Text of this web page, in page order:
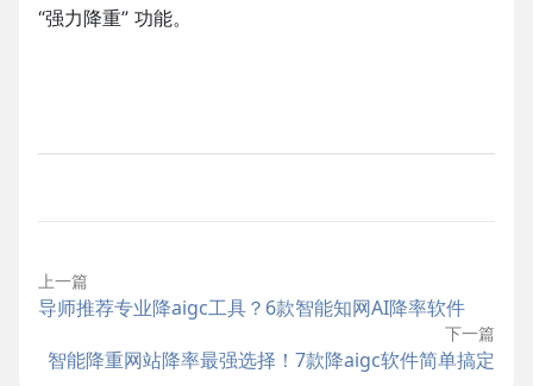
“强力降重” 功能。
上一篇
导师推荐专业降aigc工具？6款智能知网AI降率软件
下一篇
智能降重网站降率最强选择！7款降aigc软件简单搞定